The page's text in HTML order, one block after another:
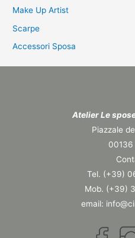
Make Up Artist
Scarpe
Accessori Sposa
Atelier Le
Piazzale
00136
Tel. (+39)
Mob. (+39)
email: